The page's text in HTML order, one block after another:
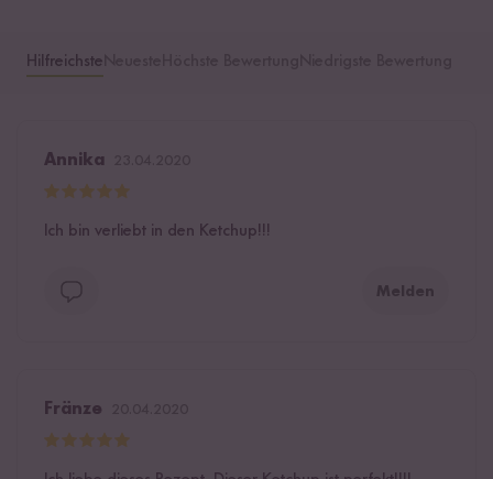
Hilfreichste
Annika
Ich bin verliebt in den Ketchup!!!
Melden
Fränze